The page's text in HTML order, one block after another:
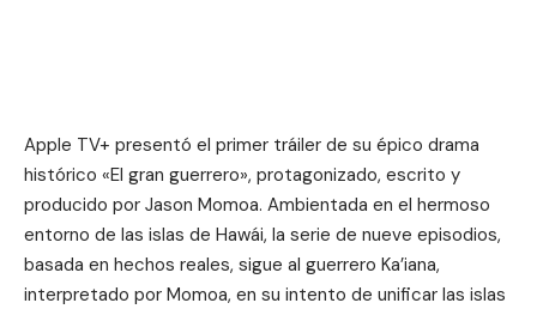
Apple TV+ presentó el primer tráiler de su épico drama
histórico «El gran guerrero», protagonizado, escrito y
producido por Jason Momoa. Ambientada en el hermoso
entorno de las islas de Hawái, la serie de nueve episodios,
basada en hechos reales, sigue al guerrero Ka’iana,
interpretado por Momoa, en su intento de unificar las islas